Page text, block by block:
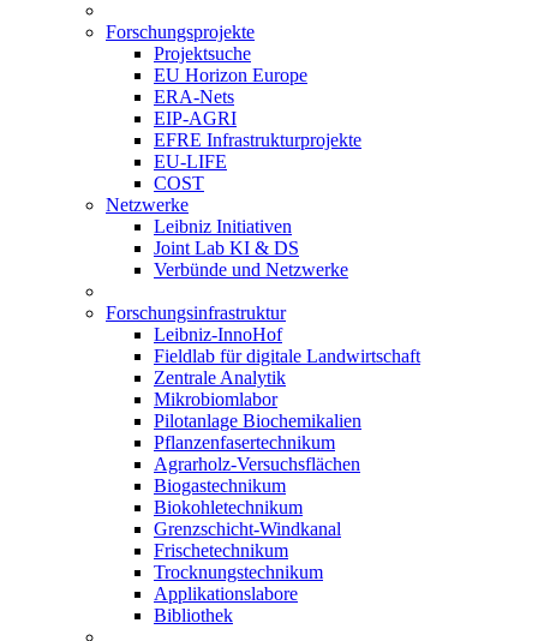
Forschungsprojekte
Projektsuche
EU Horizon Europe
ERA-Nets
EIP-AGRI
EFRE Infrastrukturprojekte
EU-LIFE
COST
Netzwerke
Leibniz Initiativen
Joint Lab KI & DS
Verbünde und Netzwerke
Forschungsinfrastruktur
Leibniz-InnoHof
Fieldlab für digitale Landwirtschaft
Zentrale Analytik
Mikrobiomlabor
Pilotanlage Biochemikalien
Pflanzenfasertechnikum
Agrarholz-Versuchsflächen
Biogastechnikum
Biokohletechnikum
Grenzschicht-Windkanal
Frischetechnikum
Trocknungstechnikum
Applikationslabore
Bibliothek